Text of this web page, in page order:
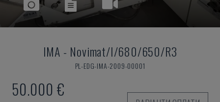
IMA - Novimat/I/680/650/R3
PL-EDG-IMA-2009-00001
50.000 €